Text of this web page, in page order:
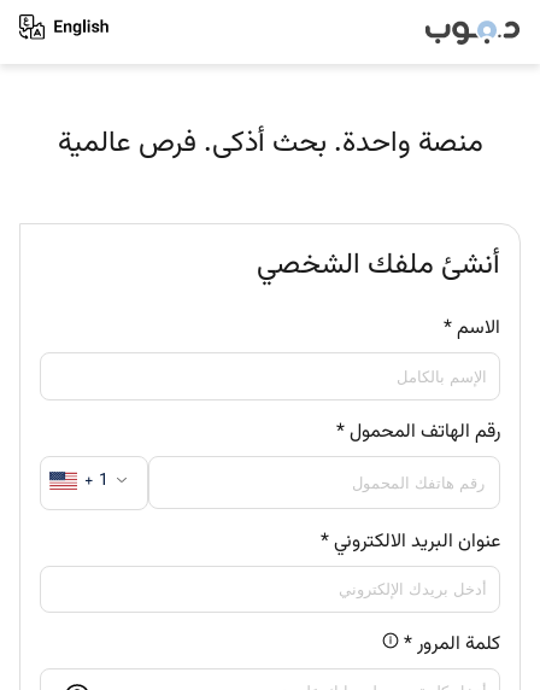
منصة واحدة. بحث أذكى. فرص عالمية
أنشئ ملفك الشخصي
الاسم*
رقم الهاتف المحمول*
+ 1
عنوان البريد الالكتروني*
كلمة المرور*